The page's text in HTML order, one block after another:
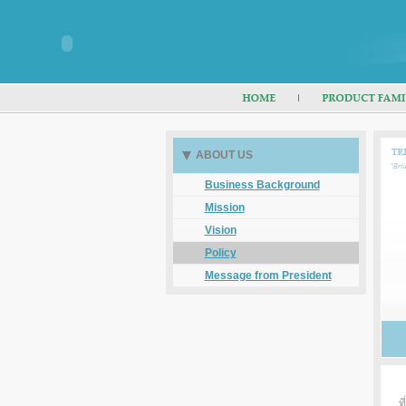
ABOUT US
Business Background
Mission
Vision
Policy
Message from President